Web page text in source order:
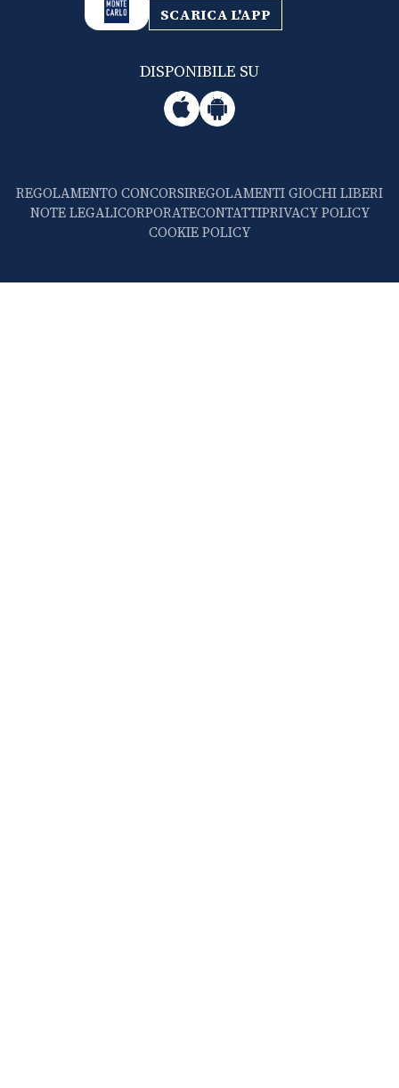
SCARICA L'APP
DISPONIBILE SU
REGOLAMENTO CONCORSIREGOLAMENTI GIOCHI LIBERI
NOTE LEGALICORPORATECONTATTIPRIVACY POLICY
COOKIE POLICY